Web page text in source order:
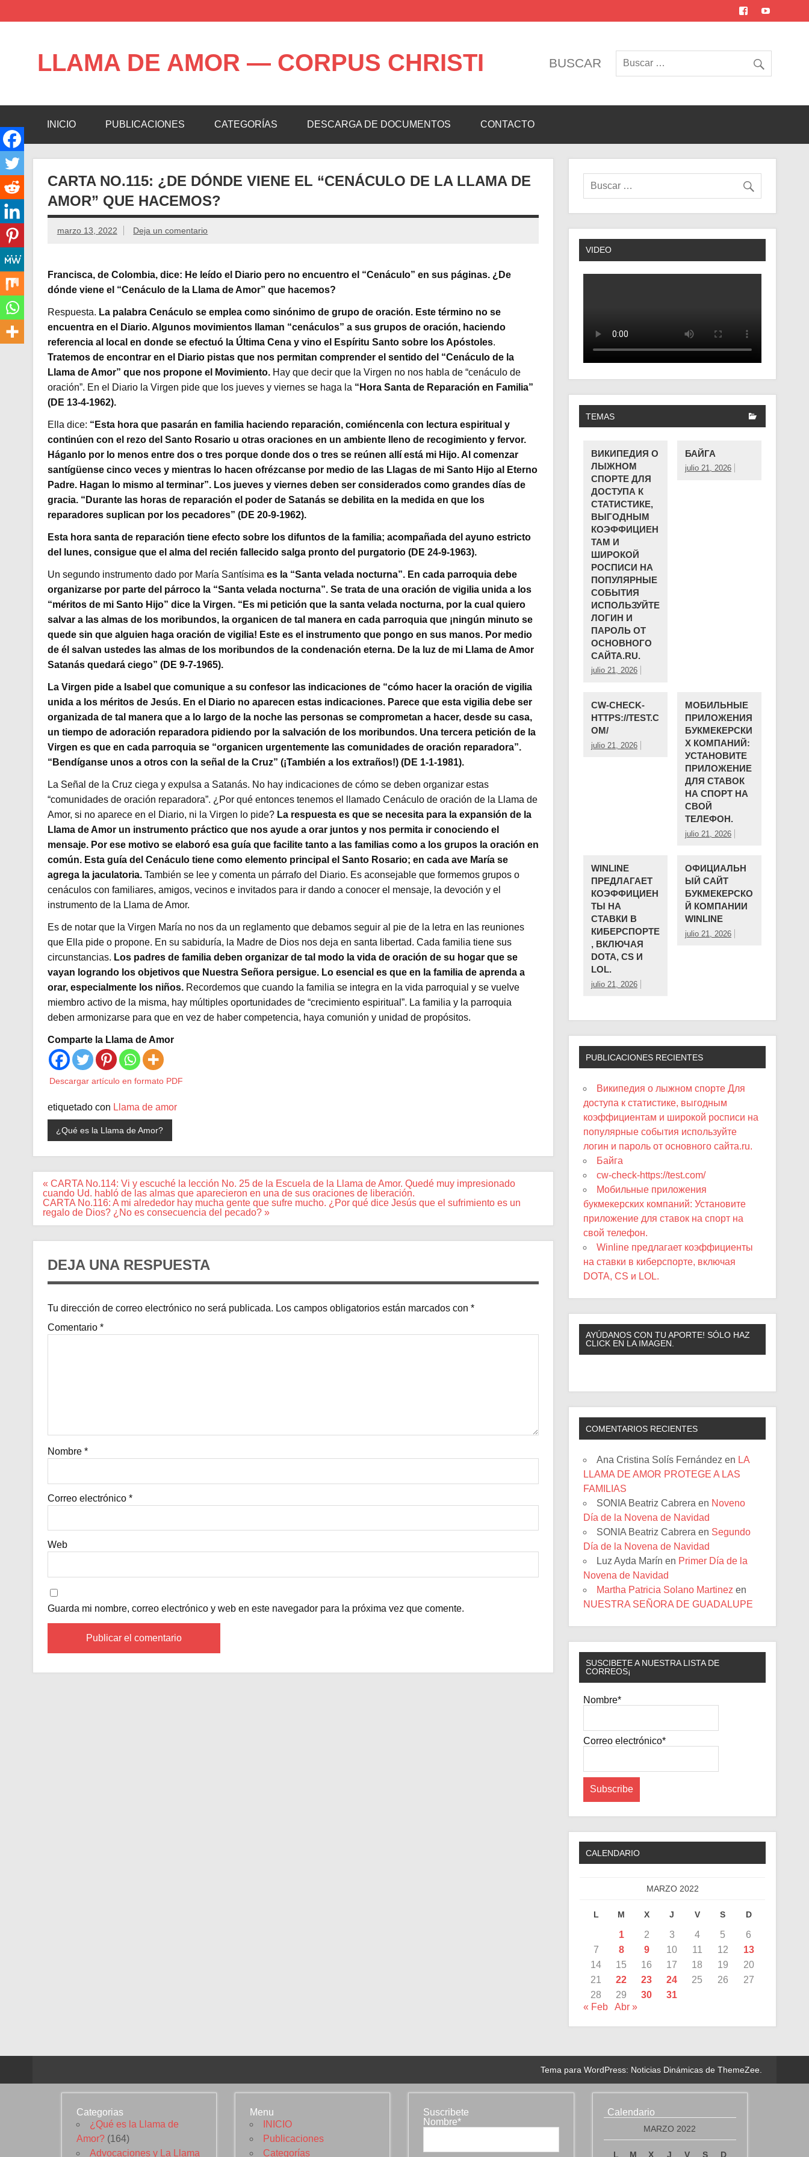
contenido
LLAMA DE AMOR — CORPUS CHRISTI BUSCAR
INICIO PUBLICACIONES CATEGORÍAS DESCARGA DE DOCUMENTOS CONTACTO
CARTA NO.115: ¿DE DÓNDE VIENE EL “CENÁCULO DE LA LLAMA DE
AMOR” QUE HACEMOS?
marzo 13, 2022 Deja un comentario
Francisca, de Colombia, dice: He leído el Diario pero no encuentro el “Cenáculo” en sus páginas. ¿De
dónde viene el “Cenáculo de la Llama de Amor” que hacemos?
Respuesta. La palabra Cenáculo se emplea como sinónimo de grupo de oración. Este término no se
encuentra en el Diario. Algunos movimientos llaman “cenáculos” a sus grupos de oración, haciendo
referencia al local en donde se efectuó la Última Cena y vino el Espíritu Santo sobre los Apóstoles.
Tratemos de encontrar en el Diario pistas que nos permitan comprender el sentido del “Cenáculo de la
Llama de Amor” que nos propone el Movimiento.Hay que decir que la Virgen no nos habla de “cenáculo de
oración”. En el Diario la Virgen pide que los jueves y viernes se haga la “Hora Santa de Reparación en Familia”
(DE 13-4-1962).
Ella dice: “Esta hora que pasarán en familia haciendo reparación, comiéncenla con lectura espiritual y
continúen con el rezo del Santo Rosario u otras oraciones en un ambiente lleno de recogimiento y fervor.
Háganlo por lo menos entre dos o tres porque donde dos o tres se reúnen allí está mi Hijo. Al comenzar
santígüense cinco veces y mientras lo hacen ofrézcanse por medio de las Llagas de mi Santo Hijo al Eterno
Padre. Hagan lo mismo al terminar”. Los jueves y viernes deben ser considerados como grandes días de
gracia. “Durante las horas de reparación el poder de Satanás se debilita en la medida en que los
reparadores suplican por los pecadores” (DE 20-9-1962).
Esta hora santa de reparación tiene efecto sobre los difuntos de la familia; acompañada del ayuno estricto
del lunes, consigue que el alma del recién fallecido salga pronto del purgatorio (DE 24-9-1963).
Un segundo instrumento dado por María Santísima es la “Santa velada nocturna”. En cada parroquia debe
organizarse por parte del párroco la “Santa velada nocturna”. Se trata de una oración de vigilia unida a los
“méritos de mi Santo Hijo” dice la Virgen. “Es mi petición que la santa velada nocturna, por la cual quiero
salvar a las almas de los moribundos, la organicen de tal manera en cada parroquia que ¡ningún minuto se
quede sin que alguien haga oración de vigilia! Este es el instrumento que pongo en sus manos. Por medio
de él salvan ustedes las almas de los moribundos de la condenación eterna. De la luz de mi Llama de Amor
Satanás quedará ciego” (DE 9-7-1965).
La Virgen pide a Isabel que comunique a su confesor las indicaciones de “cómo hacer la oración de vigilia
unida a los méritos de Jesús. En el Diario no aparecen estas indicaciones. Parece que esta vigilia debe ser
organizada de tal manera que a lo largo de la noche las personas se comprometan a hacer, desde su casa,
un tiempo de adoración reparadora pidiendo por la salvación de los moribundos. Una tercera petición de la
Virgen es que en cada parroquia se “organicen urgentemente las comunidades de oración reparadora”.
“Bendíganse unos a otros con la señal de la Cruz” (¡También a los extraños!) (DE 1-1-1981).
La Señal de la Cruz ciega y expulsa a Satanás. No hay indicaciones de cómo se deben organizar estas
“comunidades de oración reparadora”. ¿Por qué entonces tenemos el llamado Cenáculo de oración de la Llama de
Amor, si no aparece en el Diario, ni la Virgen lo pide? La respuesta es que se necesita para la expansión de la
Llama de Amor un instrumento práctico que nos ayude a orar juntos y nos permita ir conociendo el
mensaje. Por ese motivo se elaboró esa guía que facilite tanto a las familias como a los grupos la oración en
común. Esta guía del Cenáculo tiene como elemento principal el Santo Rosario; en cada ave María se
agrega la jaculatoria.También se lee y comenta un párrafo del Diario. Es aconsejable que formemos grupos o
cenáculos con familiares, amigos, vecinos e invitados para ir dando a conocer el mensaje, la devoción y el
instrumento de la Llama de Amor.
Es de notar que la Virgen María no nos da un reglamento que debamos seguir al pie de la letra en las reuniones
que Ella pide o propone. En su sabiduría, la Madre de Dios nos deja en santa libertad. Cada familia tiene sus
circunstancias. Los padres de familia deben organizar de tal modo la vida de oración de su hogar que se
vayan logrando los objetivos que Nuestra Señora persigue. Lo esencial es que en la familia de aprenda a
orar, especialmente los niños.Recordemos que cuando la familia se integra en la vida parroquial y se vuelve
miembro activo de la misma, hay múltiples oportunidades de “crecimiento espiritual”. La familia y la parroquia
deben armonizarse para que en vez de haber competencia, haya comunión y unidad de propósitos.
Comparte la Llama de Amor
Descargar artículo en formato PDF
etiquetado con Llama de amor
¿Qué es la Llama de Amor?
Navegación
de
entradas
« CARTA No.114: Vi y escuché la lección No. 25 de la Escuela de la Llama de Amor. Quedé muy impresionado
cuando Ud. habló de las almas que aparecieron en una de sus oraciones de liberación.
CARTA No.116: A mi alrededor hay mucha gente que sufre mucho. ¿Por qué dice Jesús que el sufrimiento es un
regalo de Dios? ¿No es consecuencia del pecado? »
DEJA UNA RESPUESTA
Tu dirección de correo electrónico no será publicada. Los campos obligatorios están marcados con *
Comentario *
Nombre *
Correo electrónico *
Web
Guarda mi nombre, correo electrónico y web en este navegador para la próxima vez que comente.
VIDEO
TEMAS
ВИКИПЕДИЯ О
ЛЫЖНОМ
СПОРТЕ ДЛЯ
ДОСТУПА К
СТАТИСТИКЕ,
ВЫГОДНЫМ
КОЭФФИЦИЕН
ТАМ И
ШИРОКОЙ
РОСПИСИ НА
ПОПУЛЯРНЫЕ
СОБЫТИЯ
ИСПОЛЬЗУЙТЕ
ЛОГИН И
ПАРОЛЬ ОТ
ОСНОВНОГО
САЙТА.RU.
julio 21, 2026
БАЙГА
julio 21, 2026
CW-CHECK-
HTTPS://TEST.C
OM/
julio 21, 2026
МОБИЛЬНЫЕ
ПРИЛОЖЕНИЯ
БУКМЕКЕРСКИ
Х КОМПАНИЙ:
УСТАНОВИТЕ
ПРИЛОЖЕНИЕ
ДЛЯ СТАВОК
НА СПОРТ НА
СВОЙ
ТЕЛЕФОН.
julio 21, 2026
WINLINE
ПРЕДЛАГАЕТ
КОЭФФИЦИЕН
ТЫ НА
СТАВКИ В
КИБЕРСПОРТЕ
, ВКЛЮЧАЯ
DOTA, CS И
LOL.
julio 21, 2026
ОФИЦИАЛЬН
ЫЙ САЙТ
БУКМЕКЕРСКО
Й КОМПАНИИ ️
WINLINE
julio 21, 2026
PUBLICACIONES RECIENTES
Википедия о лыжном спорте Для
доступа к статистике, выгодным
коэффициентам и широкой росписи на
популярные события используйте
логин и пароль от основного сайта.ru.
Байга
cw-check-https://test.com/
Мобильные приложения
букмекерских компаний: Установите
приложение для ставок на спорт на
свой телефон.
Winline предлагает коэффициенты
на ставки в киберспорте, включая
DOTA, CS и LOL.
AYÚDANOS CON TU APORTE! SÓLO HAZ
CLICK EN LA IMAGEN.
COMENTARIOS RECIENTES
Ana Cristina Solís Fernández en LA
LLAMA DE AMOR PROTEGE A LAS
FAMILIAS
SONIA Beatriz Cabrera en Noveno
Día de la Novena de Navidad
SONIA Beatriz Cabrera en Segundo
Día de la Novena de Navidad
Luz Ayda Marín en Primer Día de la
Novena de Navidad
Martha Patricia Solano Martinez en
NUESTRA SEÑORA DE GUADALUPE
SUSCIBETE A NUESTRA LISTA DE
CORREOS¡
Nombre*
Correo electrónico*
CALENDARIO
MARZO 2022
L M X J V S D
1 2 3 4 5
6
7
8 9 10 11 12
13
14
15 16 17 18 19
20
21
22 23 24 25 26
27
28
29 30
31
« Feb
Abr »
Tema para WordPress: Noticias Dinámicas de ThemeZee.
Categorias
¿Qué es la Llama de
Amor? (164)
Advocaciones y La Llama
Menu
INICIO
Publicaciones
Categorías
Suscribete
Nombre*
Calendario
MARZO 2022
L M X J V S D